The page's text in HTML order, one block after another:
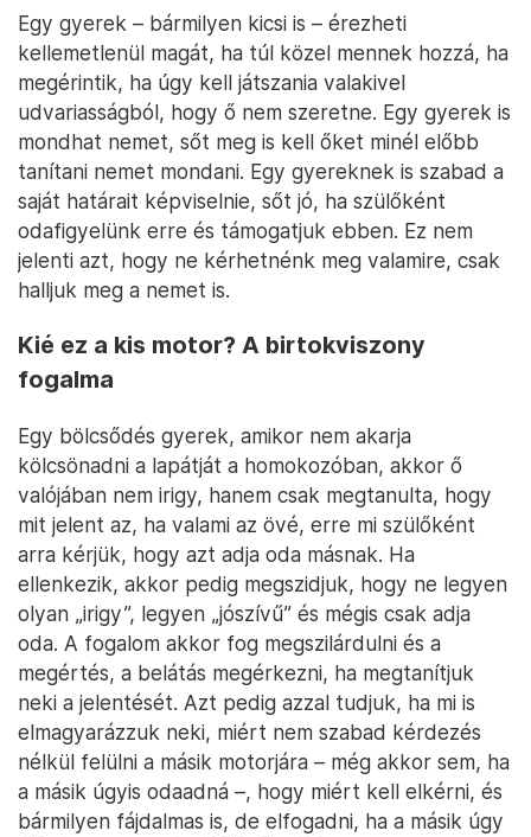
Egy gyerek – bármilyen kicsi is – érezheti
kellemetlenül magát, ha túl közel mennek hozzá, ha
megérintik, ha úgy kell játszania valakivel
udvariasságból, hogy ő nem szeretne. Egy gyerek is
mondhat nemet, sőt meg is kell őket minél előbb
tanítani nemet mondani. Egy gyereknek is szabad a
saját határait képviselnie, sőt jó, ha szülőként
odafigyelünk erre és támogatjuk ebben. Ez nem
jelenti azt, hogy ne kérhetnénk meg valamire, csak
halljuk meg a nemet is.
Kié ez a kis motor? A birtokviszony
fogalma
Egy bölcsődés gyerek, amikor nem akarja
kölcsönadni a lapátját a homokozóban, akkor ő
valójában nem irigy, hanem csak megtanulta, hogy
mit jelent az, ha valami az övé, erre mi szülőként
arra kérjük, hogy azt adja oda másnak. Ha
ellenkezik, akkor pedig megszidjuk, hogy ne legyen
olyan „irigy”, legyen „jószívű” és mégis csak adja
oda. A fogalom akkor fog megszilárdulni és a
megértés, a belátás megérkezni, ha megtanítjuk
neki a jelentését. Azt pedig azzal tudjuk, ha mi is
elmagyarázzuk neki, miért nem szabad kérdezés
nélkül felülni a másik motorjára – még akkor sem, ha
a másik úgyis odaadná –, hogy miért kell elkérni, és
bármilyen fájdalmas is, de elfogadni, ha a másik úgy